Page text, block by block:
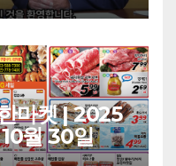
마켓 | 2025
월 30일